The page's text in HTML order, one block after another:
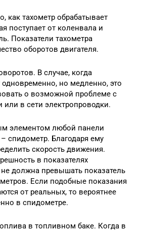
как тахометр обрабатывает
поступает от коленвала и
Показатели тахометра
оборотов двигателя.
В случае, когда
но медленно, это
о возможной проблеме с
в сети электропроводки.
элементом любой панели
спидометр. Благодаря ему
скорость движения.
в показателях
не должна превышать показатель
Если подобные показания
от реальных, то вероятнее
в спидометре.
в топливном баке. Когда в